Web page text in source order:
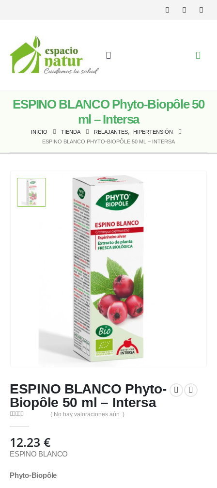
ESPINO BLANCO Phyto-Biopôle 50
ml – Intersa
INICIO TIENDA RELAJANTES,
HIPERTENSIÓN
ESPINO BLANCO PHYTO-BIOPÔLE 50 ML – INTERSA
ESPINO BLANCO Phyto-
Biopôle 50 ml – Intersa
( No hay valoraciones aún. )
12.23 €
ESPINO BLANCO
Phyto-Biopôle